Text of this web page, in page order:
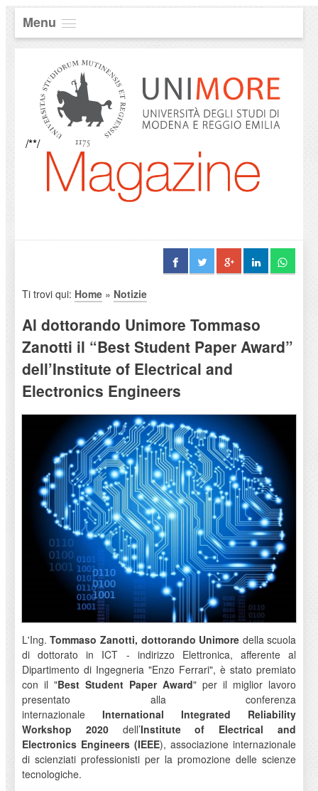
Menu
/**/
Ti trovi qui: Home» Notizie
Al dottorando Unimore Tommaso
Zanotti il “Best Student Paper Award”
dell’Institute of Electrical and
Electronics Engineers
L'Ing.Tommaso Zanotti, dottorando Unimore della scuola
di dottorato in ICT - indirizzo Elettronica, afferente al
Dipartimento di Ingegneria "Enzo Ferrari", è stato premiato
con il "Best Student Paper Award" per il miglior lavoro
presentato alla conferenza
internazionale International
Integrated Reliability
Workshop 2020dell’Institute of Electrical and
Electronics Engineers (IEEE), associazione internazionale
di scienziati professionisti per la promozione delle scienze
tecnologiche.